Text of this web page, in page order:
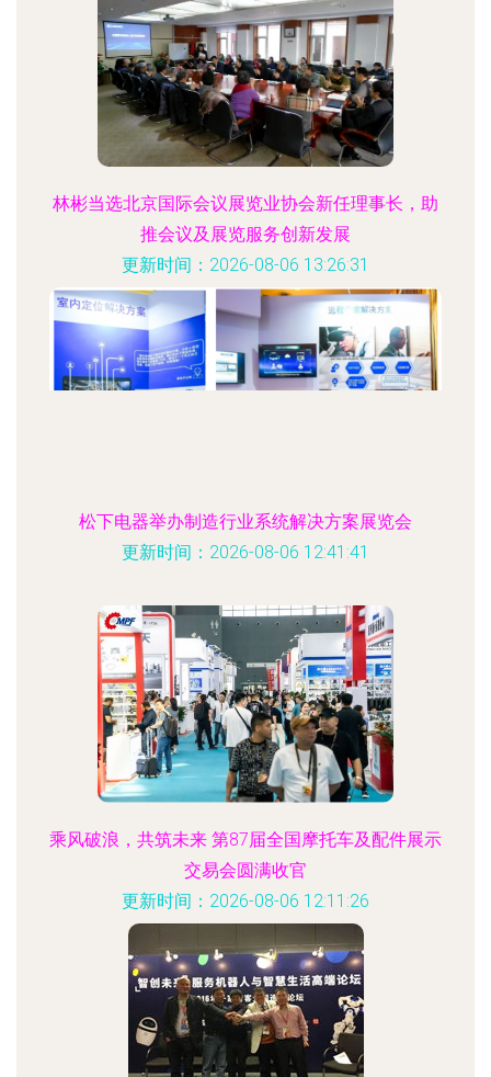
林彬当选北京国际会议展览业协会新任理事长，助
推会议及展览服务创新发展
更新时间：2026-08-06 13:26:31
松下电器举办制造行业系统解决方案展览会
更新时间：2026-08-06 12:41:41
乘风破浪，共筑未来 第87届全国摩托车及配件展示
交易会圆满收官
更新时间：2026-08-06 12:11:26